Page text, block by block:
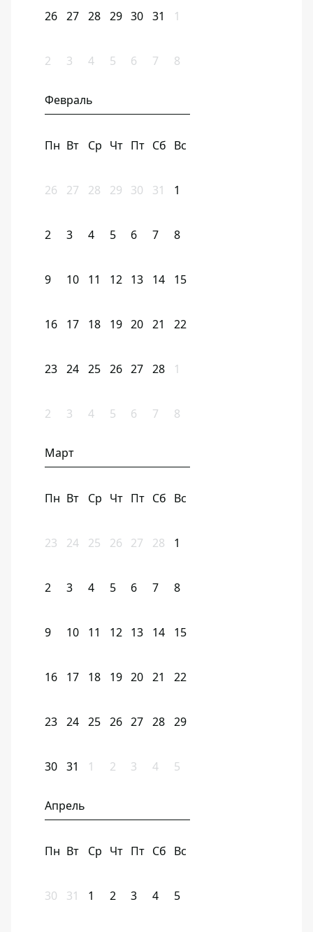
26 27 28 29 30 31 1
2 3 4 5 6 7 8
Февраль
Пн Вт Ср Чт Пт Сб Вс
26 27 28 29 30 31 1
2 3 4 5 6 7 8
9 10 11 12 13 14 15
16 17 18 19 20 21 22
23 24 25 26 27 28 1
2 3 4 5 6 7 8
Март
Пн Вт Ср Чт Пт Сб Вс
23 24 25 26 27 28 1
2 3 4 5 6 7 8
9 10 11 12 13 14 15
16 17 18 19 20 21 22
23 24 25 26 27 28 29
30 31 1 2 3 4 5
Апрель
Пн Вт Ср Чт Пт Сб Вс
30 31 1 2 3 4 5